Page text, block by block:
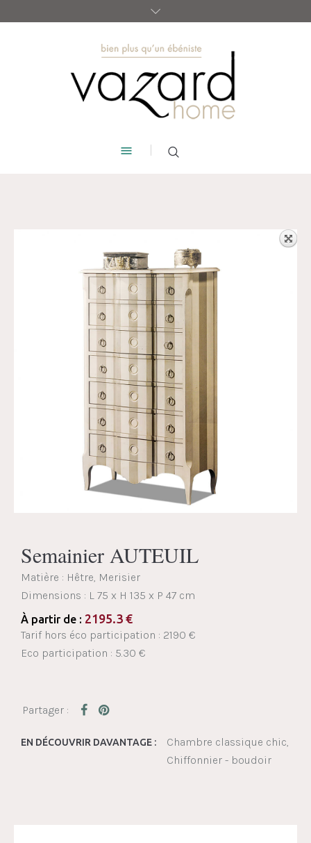
Semainier AUTEUIL
Matière : Hêtre, Merisier
Dimensions : L 75 x H 135 x P 47 cm
À partir de : 2195.3 €
Tarif hors éco participation : 2190 €
Eco participation : 5.30 €
EN DÉCOUVRIR DAVANTAGE :
Chambre classique chic
Chiffonnier - boudoir